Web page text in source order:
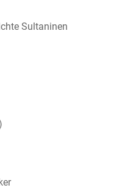
Sultaninen